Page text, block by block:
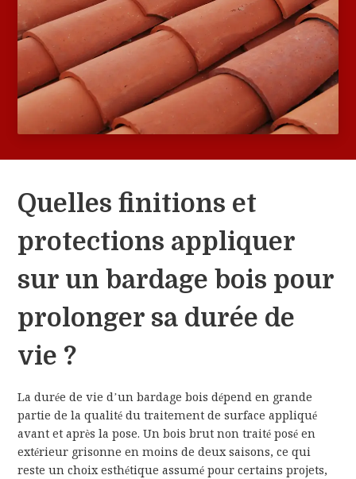
Quelles finitions et
protections appliquer
sur un bardage bois pour
prolonger sa durée de
vie ?
La durée de vie d’un bardage bois dépend en grande
partie de la qualité du traitement de surface appliqué
avant et après la pose. Un bois brut non traité posé en
extérieur grisonne en moins de deux saisons, ce qui
reste un choix esthétique assumé pour certains projets,